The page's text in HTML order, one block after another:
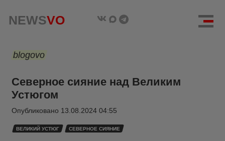
NEWSVO
blogovo
Северное сияние над Великим
Устюгом
Опубликовано 13.08.2024 04:55
ВЕЛИКИЙ УСТЮГ СЕВЕРНОЕ СИЯНИЕ